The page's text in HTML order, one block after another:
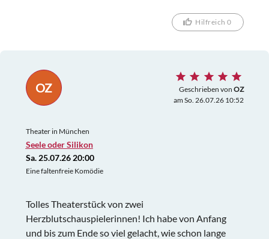
Hilfreich 0
OZ Geschrieben von OZ
am So. 26.07.26 10:52
Theater in München
Seele oder Silikon
Sa. 25.07.26 20:00
Eine faltenfreie Komödie
Tolles Theaterstück von zwei
Herzblutschauspielerinnen! Ich habe von Anfang
und bis zum Ende so viel gelacht, wie schon lange